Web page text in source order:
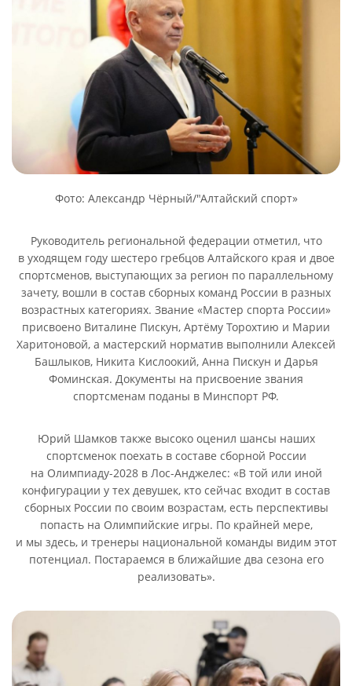
Фото: Александр Чёрный/"Алтайский спорт»
Руководитель региональной федерации отметил, что
в уходящем году шестеро гребцов Алтайского края и двое
спортсменов, выступающих за регион по параллельному
зачету, вошли в состав сборных команд России в разных
возрастных категориях. Звание «Мастер спорта России»
присвоено Виталине Пискун, Артёму Торохтию и Марии
Харитоновой, а мастерский норматив выполнили Алексей
Башлыков, Никита Кислоокий, Анна Пискун и Дарья
Фоминская. Документы на присвоение звания
спортсменам поданы в Минспорт РФ.
Юрий Шамков также высоко оценил шансы наших
спортсменок поехать в составе сборной России
на Олимпиаду-2028 в Лос-Анджелес: «В той или иной
конфигурации у тех девушек, кто сейчас входит в состав
сборных России по своим возрастам, есть перспективы
попасть на Олимпийские игры. По крайней мере,
и мы здесь, и тренеры национальной команды видим этот
потенциал. Постараемся в ближайшие два сезона его
реализовать».